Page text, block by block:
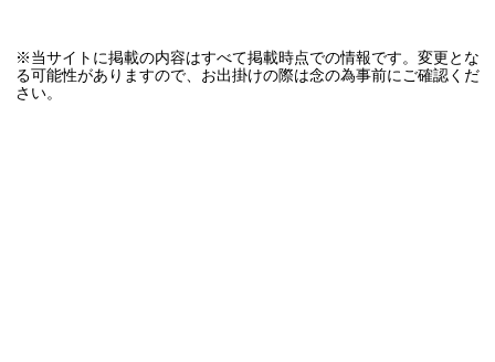
※当サイトに掲載の内容はすべて掲載時点での情報です。変更とな
る可能性がありますので、お出掛けの際は念の為事前にご確認くだ
さい。